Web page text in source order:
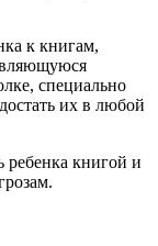
к книгам,
специально
их в любой
книгой и